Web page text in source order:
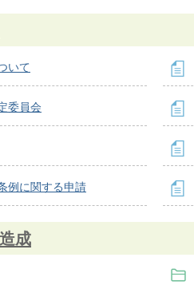
いて
委員会
例に関する申請
成